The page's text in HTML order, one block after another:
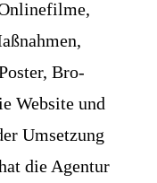
Bro­
Website und
Umsetzung
die Agentur